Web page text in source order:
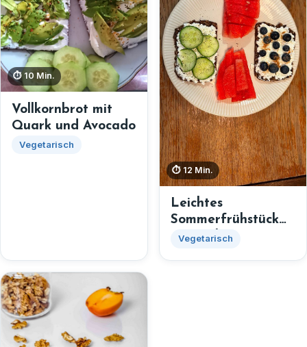
⏱ 10 Min.
Vollkornbrot mit
Quark und Avocado
Vegetarisch
⏱ 12 Min.
Leichtes
Sommerfrühstück
mit Melone
Vegetarisch